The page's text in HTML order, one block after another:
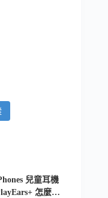
兒童耳機
怎麼